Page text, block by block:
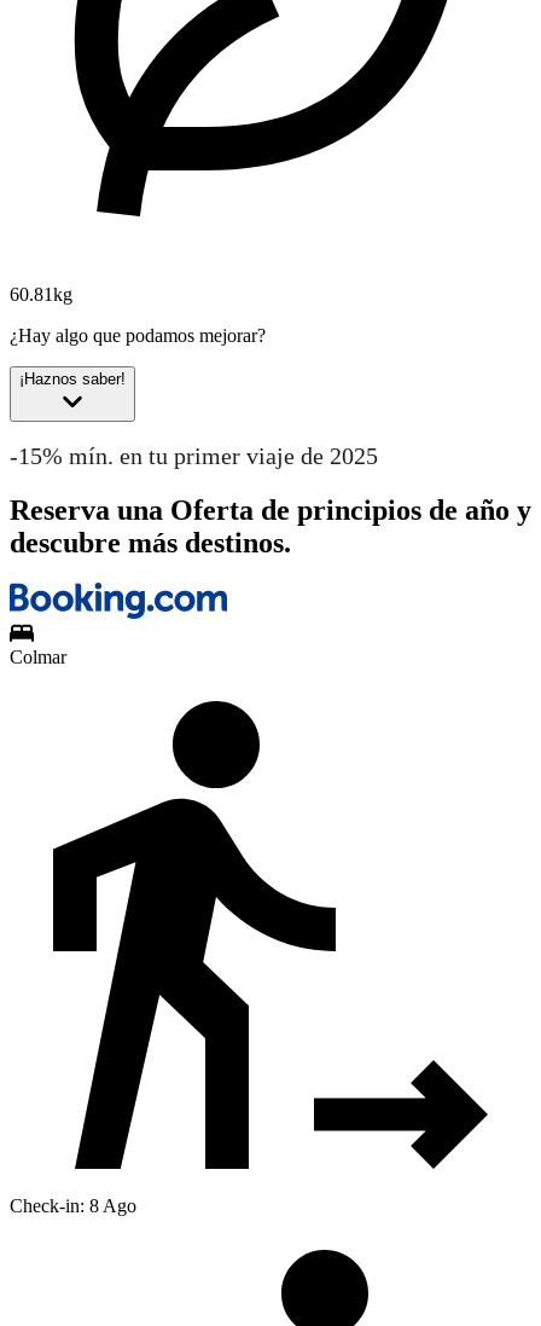
60.81kg
¿Hay algo que podamos mejorar?
¡Haznos saber!
-15% mín. en tu primer viaje de 2025
Reserva una Oferta de principios de año y
descubre más destinos.
Colmar
Check-in: 8 Ago